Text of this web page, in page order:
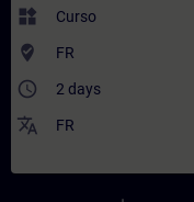
widgets Curso
where_to_vote FR
access_time 2 days
translate FR